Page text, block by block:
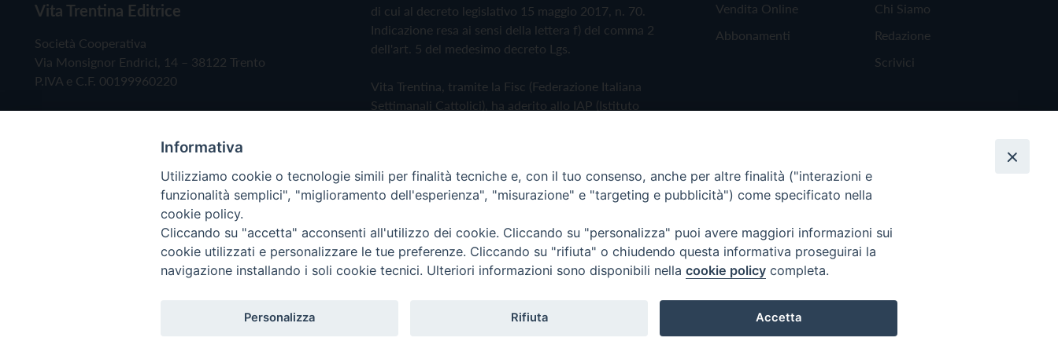
Vita Trentina Editrice
Società Cooperativa
Via Monsignor Endrici, 14 – 38122 Trento
P.IVA e C.F. 00199960220
di cui al decreto legislativo 15 maggio 2017, n. 70.
Indicazione resa ai sensi della lettera f) del comma 2
dell'art. 5 del medesimo decreto Lgs.
Vita Trentina, tramite la Fisc (Federazione Italiana
Settimanali Cattolici), ha aderito allo IAP (Istituto
Privacy Policy Cookie Policy
Vendita Online
Abbonamenti
Chi Siamo
Redazione
Scrivici
Copyright © 2019 - Tutti i diritti riservati - Vita Trentina Editrice
Informativa
Utilizziamo cookie o tecnologie simili per finalità tecniche e, con il tuo consenso, anche per altre finalità ("interazioni e
funzionalità semplici", "miglioramento dell'esperienza", "misurazione" e "targeting e pubblicità") come specificato nella
cookie policy.
Cliccando su "accetta" acconsenti all'utilizzo dei cookie. Cliccando su "personalizza" puoi avere maggiori informazioni sui
cookie utilizzati e personalizzare le tue preferenze. Cliccando su "rifiuta" o chiudendo questa informativa proseguirai la
navigazione installando i soli cookie tecnici. Ulteriori informazioni sono disponibili nella cookie policy completa.
Personalizza Rifiuta Accetta